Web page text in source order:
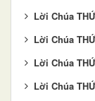
Lời Chúa
Lời Chúa
Lời Chúa
Lời Chúa